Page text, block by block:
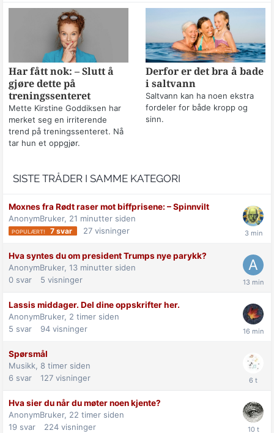
Har fått nok: – Slutt å
gjøre dette på
treningssenteret
Mette Kirstine Goddiksen har
merket seg en irriterende
trend på treningssenteret. Nå
tar hun et oppgjør.
Derfor er det bra å bade
i saltvann
Saltvann kan ha noen ekstra
fordeler for både kropp og
sinn.
SISTE TRÅDER I SAMME KATEGORI
Moxnes fra Rødt raser mot biff­prisene: –⁠ Spinnvilt
AnonymBruker, 21 minutter siden
7 svar 27 visninger
Hva syntes du om president Trumps nye parykk?
AnonymBruker, 13 minutter siden
0 svar 5 visninger
Lassis middager. Del dine oppskrifter her.
AnonymBruker, 2 timer siden
5 svar 94 visninger
Spørsmål
Musikk, 8 timer siden
6 svar 127 visninger
Hva sier du når du møter noen kjente?
AnonymBruker, 22 timer siden
19 svar 224 visninger